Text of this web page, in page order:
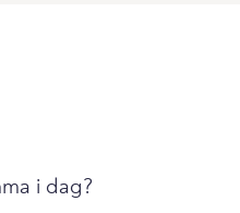
i dag?